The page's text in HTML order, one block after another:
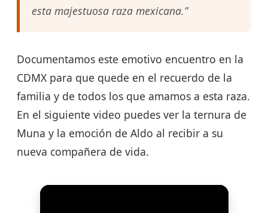
esta majestuosa raza mexicana.”
Documentamos este emotivo encuentro en la
CDMX para que quede en el recuerdo de la
familia y de todos los que amamos a esta raza.
En el siguiente video puedes ver la ternura de
Muna y la emoción de Aldo al recibir a su
nueva compañera de vida.